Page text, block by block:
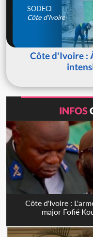
SODECI
Côte d'Ivoire
Côte d'Ivoire :
INFOS
Côte d'Ivoire :
major Fofié